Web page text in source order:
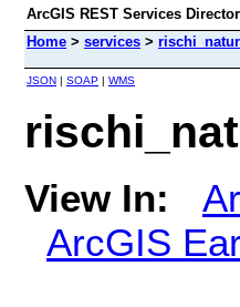
ArcGIS REST Services
Home > services >
JSON | SOAP | WMS
View In:
ArcGIS